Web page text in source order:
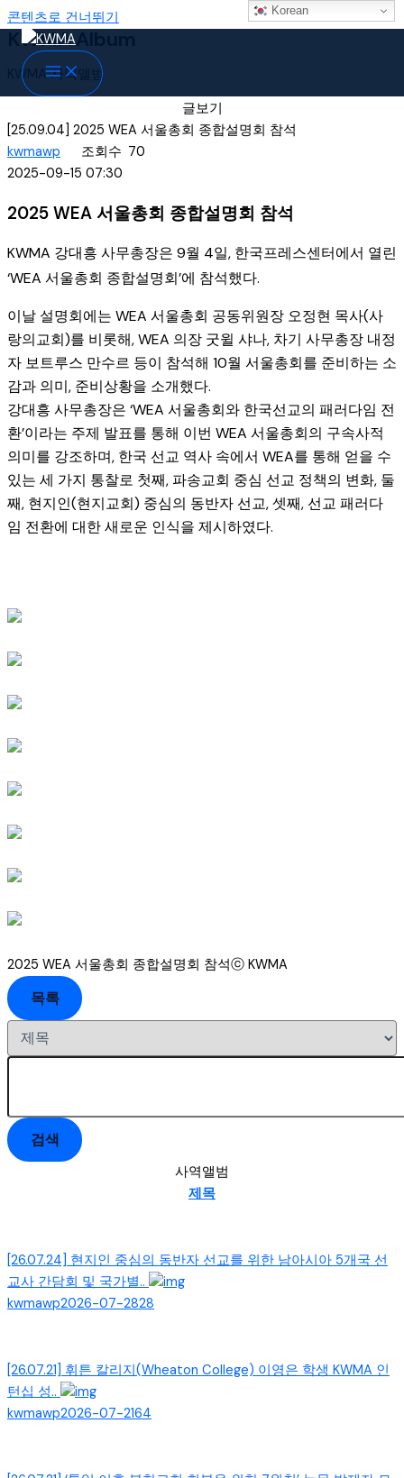
콘텐츠로 건너뛰기
KWMA Album
KWMA 사역앨범
글보기
[25.09.04] 2025 WEA 서울총회 종합설명회 참석
kwmawp
조회수 70
2025-09-15 07:30
2025 WEA 서울총회 종합설명회 참석
KWMA 강대흥 사무총장은 9월 4일, 한국프레스센터에서 열린
‘WEA 서울총회 종합설명회’에 참석했다.
이날 설명회에는 WEA 서울총회 공동위원장 오정현 목사(사
랑의교회)를 비롯해, WEA 의장 굿윌 샤나, 차기 사무총장 내정
자 보트루스 만수르 등이 참석해 10월 서울총회를 준비하는 소
감과 의미, 준비상황을 소개했다.
강대흥 사무총장은 ‘WEA 서울총회와 한국선교의 패러다임 전
환’이라는 주제 발표를 통해 이번 WEA 서울총회의 구속사적
의미를 강조하며, 한국 선교 역사 속에서 WEA를 통해 얻을 수
있는 세 가지 통찰로 첫째, 파송교회 중심 선교 정책의 변화, 둘
째, 현지인(현지교회) 중심의 동반자 선교, 셋째, 선교 패러다
임 전환에 대한 새로운 인식을 제시하였다.
2025 WEA 서울총회 종합설명회 참석ⓒ KWMA
목록
검색
사역앨범
제목
[26.07.24] 현지인 중심의 동반자 선교를 위한 남아시아 5개국 선
교사 간담회 및 국가별..
kwmawp2026-07-2828
[26.07.21] 휘튼 칼리지(Wheaton College) 이영은 학생 KWMA 인
턴십 성..
kwmawp2026-07-2164
Korean